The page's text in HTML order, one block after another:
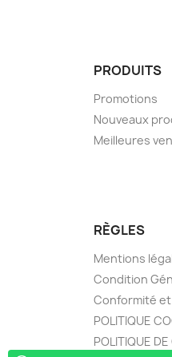
PRODUITS
Promotions
Nouveaux
Meilleures
RÈGLES
Mentions
Condition
Conformité
POLITIQUE
POLITIQUE